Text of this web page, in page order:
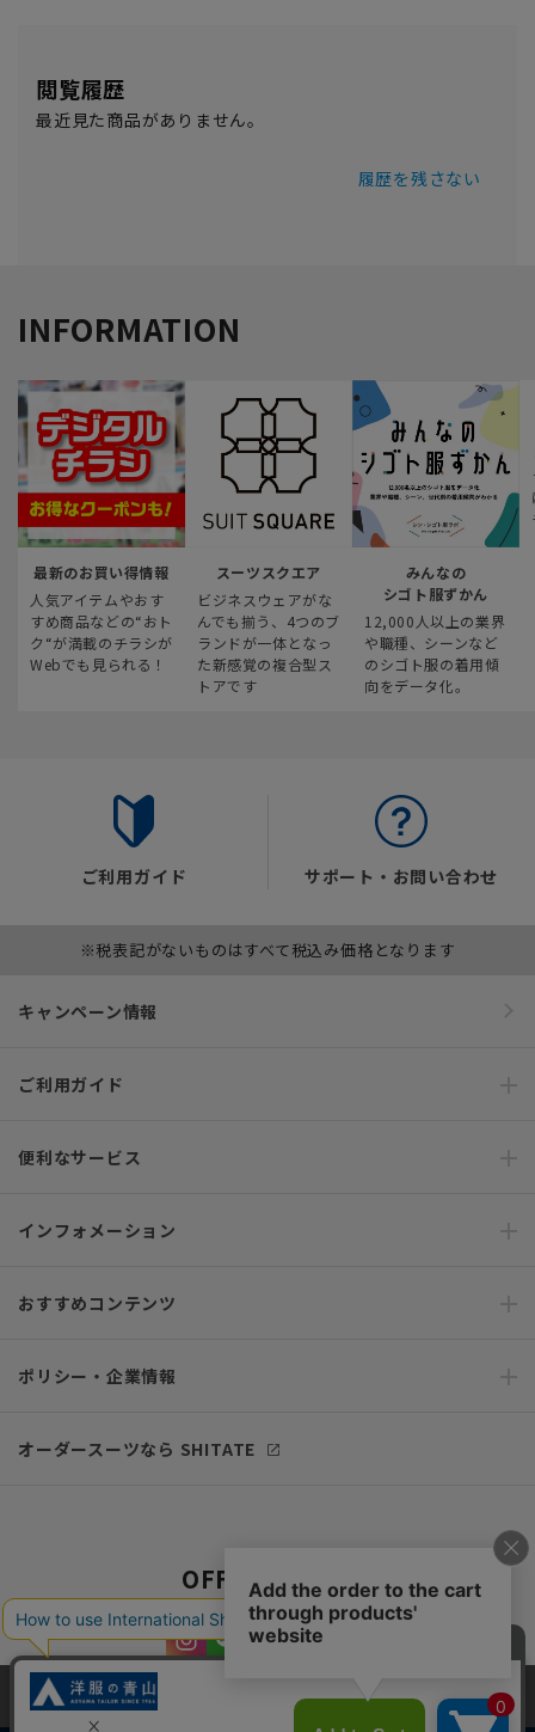
閲覧履歴
最近見た商品がありません。
履歴を残さない
INFORMATION
最新のお買い得情報
人気アイテムやおす
すめ商品などの“おト
ク“が満載のチラシが
Webでも見られる！
スーツスクエア
ビジネスウェアがな
んでも揃う、4つのブ
ランドが一体となっ
た新感覚の複合型ス
トアです
みんなの
シゴト服ずかん
12,000人以上の業界
や職種、シーンなど
のシゴト服の着用傾
向をデータ化。
ご利用ガイド サポート・お問い合わせ
※税表記がないものはすべて税込み価格となります
キャンペーン情報
ご利用ガイド
便利なサービス
インフォメーション
おすすめコンテンツ
ポリシー・企業情報
オーダースーツなら SHITATE
OFFICIAL SNS